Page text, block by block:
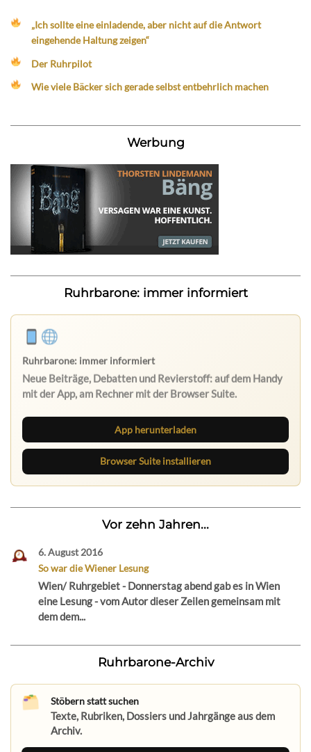
„Ich sollte eine einladende, aber nicht auf die Antwort
eingehende Haltung zeigen“
Der Ruhrpilot
Wie viele Bäcker sich gerade selbst entbehrlich machen
Werbung
Ruhrbarone: immer informiert
App herunterladen
Browser Suite installieren
Vor zehn Jahren...
6. August 2016
So war die Wiener Lesung
Wien/ Ruhrgebiet - Donnerstag abend gab es in Wien
eine Lesung - vom Autor dieser Zeilen gemeinsam mit
dem dem...
Ruhrbarone-Archiv
Stöbern statt suchen
Texte, Rubriken, Dossiers und Jahrgänge aus dem
Archiv.